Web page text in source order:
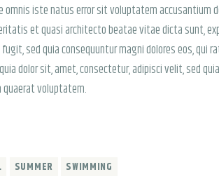
omnis iste natus error sit voluptatem accusantium
et quasi architecto beatae vitae dicta sunt,
sed quia consequuntur magni dolores eos, qui
dolor sit, amet, consectetur, adipisci velit, sed
quaerat voluptatem.
SUMMER SWIMMING